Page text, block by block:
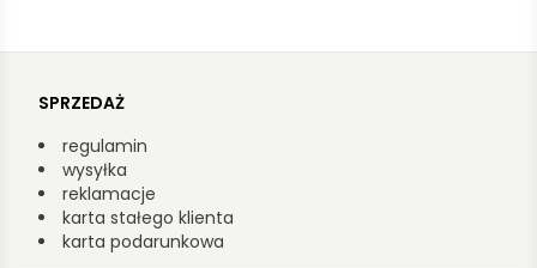
SPRZEDAŻ
regulamin
wysyłka
reklamacje
karta stałego klienta
karta podarunkowa